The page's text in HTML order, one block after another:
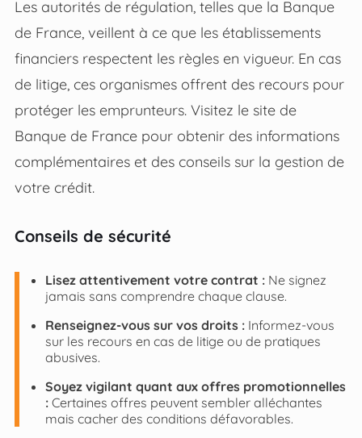
Les autorités de régulation, telles que la Banque
de France, veillent à ce que les établissements
financiers respectent les règles en vigueur. En cas
de litige, ces organismes offrent des recours pour
protéger les emprunteurs. Visitez le site de
Banque de France pour obtenir des informations
complémentaires et des conseils sur la gestion de
votre crédit.
Conseils de sécurité
Lisez attentivement votre contrat :Ne signez
jamais sans comprendre chaque clause.
Renseignez-vous sur vos droits :Informez-vous
sur les recours en cas de litige ou de pratiques
abusives.
Soyez vigilant quant aux offres promotionnelles
:Certaines offres peuvent sembler alléchantes
mais cacher des conditions défavorables.